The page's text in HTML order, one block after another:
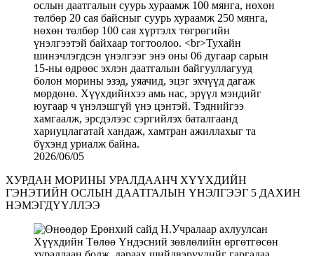
2026/06/05
ХУРДАН МОРИНЫ УРАЛДААНЧ ХҮҮХДИЙН
ГЭНЭТИЙН ОСЛЫН ДААТГАЛЫН ҮНЭЛГЭЭГ 5 ДАХИН
НЭМЭГДҮҮЛЛЭЭ